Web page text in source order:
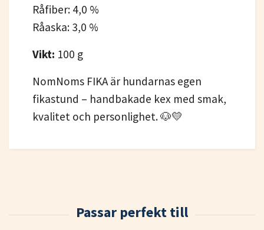
Råfiber: 4,0 %
Råaska: 3,0 %
Vikt: 100 g
NomNoms FIKA är hundarnas egen
fikastund – handbakade kex med smak,
kvalitet och personlighet. 🐶💛